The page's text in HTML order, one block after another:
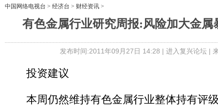
中国网络电视台 > 经济台 > 财经资讯 >
有色金属行业研究周报:风险加大金属
发布时间:2011年09月27日 14:28 | 进入复兴论坛|
投资建议
本周仍然维持有色金属行业整体持有评